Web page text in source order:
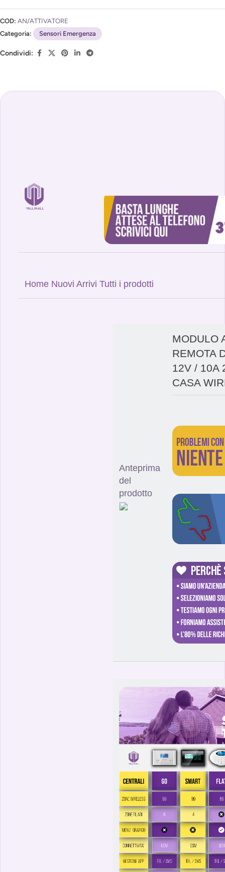
COD: AN/ATTIVATORE
Categoria:
Sensori Emergenza
Condividi:
Home Nuovi Arrivi Tutti i prodotti
Anteprima
del
prodotto
MODULO
REMOTA
12V / 10A
CASA